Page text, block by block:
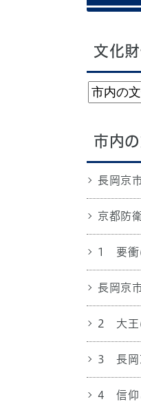
文化
市内
長岡京
京都防
1 要衝
長岡京
2 大王
3 長岡
4 信仰